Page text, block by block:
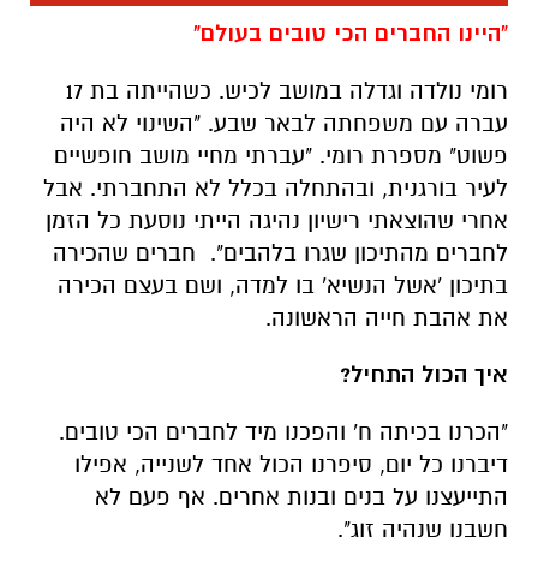
פשוט" מספרת רומי. "עברתי מחיי מושב חופשיים
אחרי שהוצאתי רישיון נהיגה הייתי נוסעת כל הזמן
לחברים מהתיכון שגרו בלהבים". חברים שהכירה
בתיכון 'אשל הנשיא' בו למדה, ושם בעצם הכירה
את אהבת חייה הראשונה.
איך הכול התחיל?
"הכרנו בכיתה ח' והפכנו מיד לחברים הכי טובים.
התייעצנו על בנים ובנות אחרים. אף פעם לא
אז מי עשה את הצעד הראשון?
"הוויכוח הזה נשאר בינינו תמיד. בן היה אומר שזה